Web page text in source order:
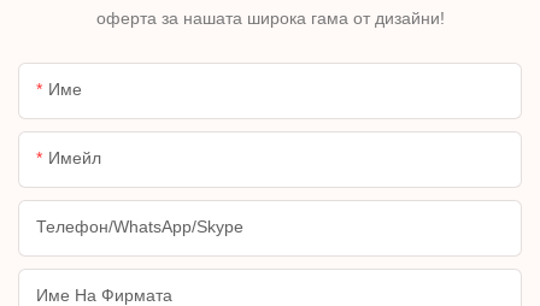
оферта за нашата широка гама от дизайни!
Име
Имейл
Телефон/WhatsApp/Skype
Име На Фирмата